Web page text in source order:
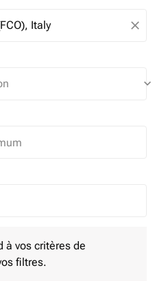
close
keyboard_arrow_down
Selected
à vos critères de
filtres.